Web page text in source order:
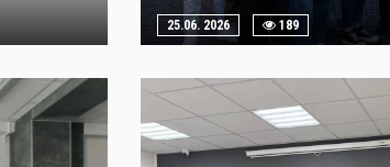
25.06. 2026 189